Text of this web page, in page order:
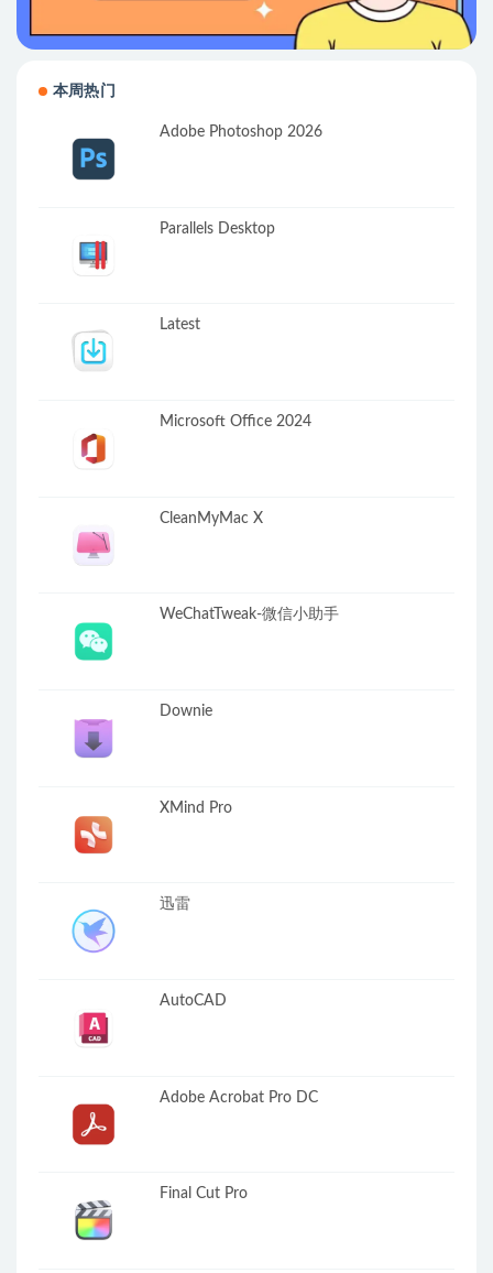
本周热门
Adobe Photoshop 2026
Parallels Desktop
Latest
Microsoft Office 2024
CleanMyMac X
WeChatTweak-微信小助手
Downie
XMind Pro
迅雷
AutoCAD
Adobe Acrobat Pro DC
Final Cut Pro